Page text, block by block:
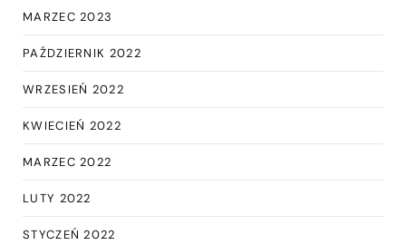
MARZEC 2023
PAŹDZIERNIK 2022
WRZESIEŃ 2022
KWIECIEŃ 2022
MARZEC 2022
LUTY 2022
STYCZEŃ 2022